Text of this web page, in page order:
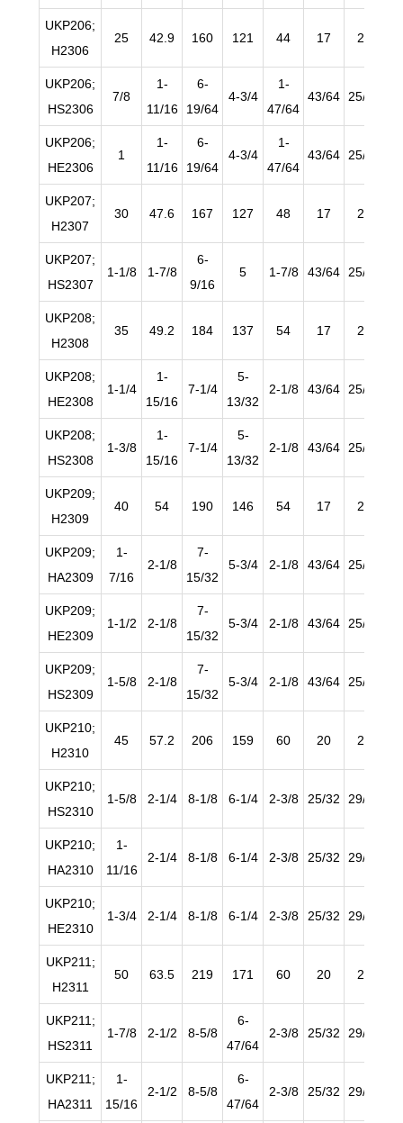
UKP206;
H2306
25 42.9 160 121 44 17 20
UKP206;
HS2306
7/8
1-
11/16
6-
19/64
4-3/4
1-
47/64
43/64 25/32
UKP206;
HE2306
1
1-
11/16
6-
19/64
4-3/4
1-
47/64
43/64 25/32
UKP207;
H2307
30 47.6 167 127 48 17 20
UKP207;
HS2307
1-1/8 1-7/8
6-
9/16
5 1-7/8 43/64 25/32
UKP208;
H2308
35 49.2 184 137 54 17 20
UKP208;
HE2308
1-1/4
1-
15/16
7-1/4
5-
13/32
2-1/8 43/64 25/32
UKP208;
HS2308
1-3/8
1-
15/16
7-1/4
5-
13/32
2-1/8 43/64 25/32
UKP209;
H2309
40 54 190 146 54 17 20
UKP209;
HA2309
1-
7/16
2-1/8
7-
15/32
5-3/4 2-1/8 43/64 25/32
UKP209;
HE2309
1-1/2 2-1/8
7-
15/32
5-3/4 2-1/8 43/64 25/32
UKP209;
HS2309
1-5/8 2-1/8
7-
15/32
5-3/4 2-1/8 43/64 25/32
UKP210;
H2310
45 57.2 206 159 60 20 23
UKP210;
HS2310
1-5/8 2-1/4 8-1/8 6-1/4 2-3/8 25/32 29/32
UKP210;
HA2310
1-
11/16
2-1/4 8-1/8 6-1/4 2-3/8 25/32 29/32
UKP210;
HE2310
1-3/4 2-1/4 8-1/8 6-1/4 2-3/8 25/32 29/32
UKP211;
H2311
50 63.5 219 171 60 20 23
UKP211;
HS2311
1-7/8 2-1/2 8-5/8
6-
47/64
2-3/8 25/32 29/32
UKP211;
HA2311
1-
15/16
2-1/2 8-5/8
6-
47/64
2-3/8 25/32 29/32